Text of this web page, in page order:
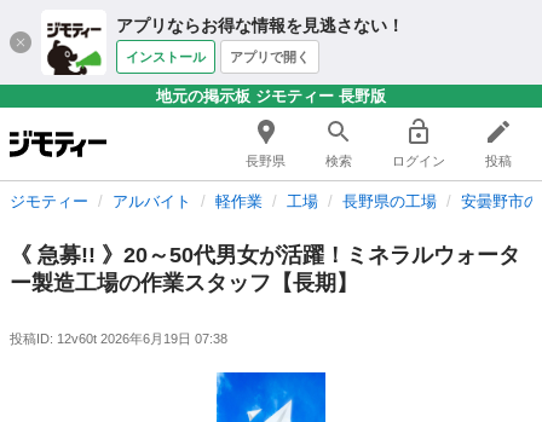
アプリならお得な情報を見逃さない！
インストール アプリで開く
地元の掲示板 ジモティー 長野版
長野県 検索 ログイン 投稿
ジモティー アルバイト 軽作業 工場 長野県の工場 安曇野市
《 急募!! 》20～50代男女が活躍！ミネラルウォータ
ー製造工場の作業スタッフ【長期】
投稿ID: 12v60t 2026年6月19日 07:38